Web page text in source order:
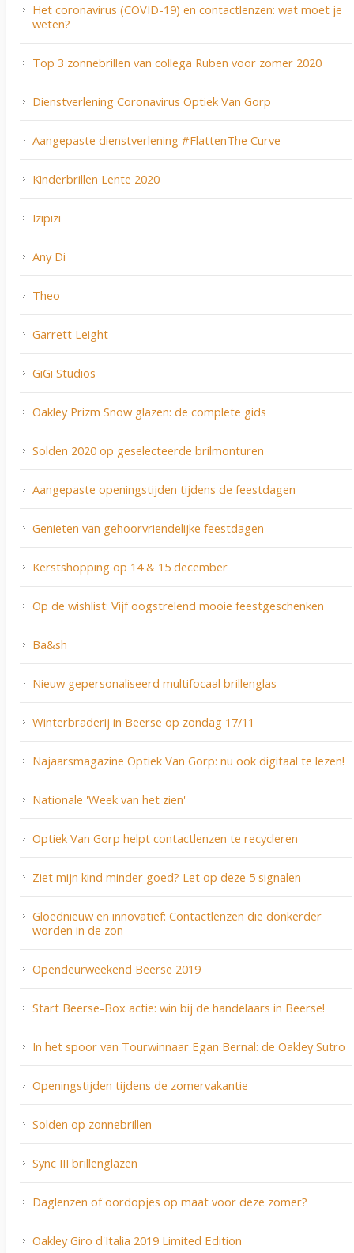
Het coronavirus (COVID-19) en contactlenzen: wat moet je
weten?
Top 3 zonnebrillen van collega Ruben voor zomer 2020
Dienstverlening Coronavirus Optiek Van Gorp
Aangepaste dienstverlening #FlattenThe Curve
Kinderbrillen Lente 2020
Izipizi
Any Di
Theo
Garrett Leight
GiGi Studios
Oakley Prizm Snow glazen: de complete gids
Solden 2020 op geselecteerde brilmonturen
Aangepaste openingstijden tijdens de feestdagen
Genieten van gehoorvriendelijke feestdagen
Kerstshopping op 14 & 15 december
Op de wishlist: Vijf oogstrelend mooie feestgeschenken
Ba&sh
Nieuw gepersonaliseerd multifocaal brillenglas
Winterbraderij in Beerse op zondag 17/11
Najaarsmagazine Optiek Van Gorp: nu ook digitaal te lezen!
Nationale 'Week van het zien'
Optiek Van Gorp helpt contactlenzen te recycleren
Ziet mijn kind minder goed? Let op deze 5 signalen
Gloednieuw en innovatief: Contactlenzen die donkerder
worden in de zon
Opendeurweekend Beerse 2019
Start Beerse-Box actie: win bij de handelaars in Beerse!
In het spoor van Tourwinnaar Egan Bernal: de Oakley Sutro
Openingstijden tijdens de zomervakantie
Solden op zonnebrillen
Sync III brillenglazen
Daglenzen of oordopjes op maat voor deze zomer?
Oakley Giro d'Italia 2019 Limited Edition